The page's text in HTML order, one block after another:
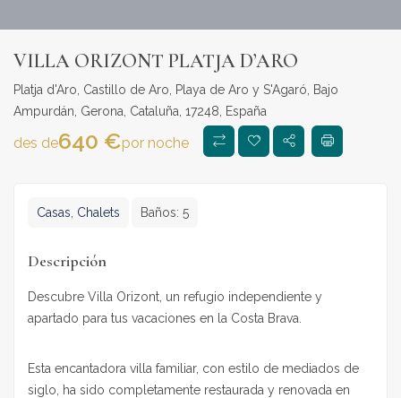
VILLA ORIZONT PLATJA D’ARO
Platja d'Aro, Castillo de Aro, Playa de Aro y S'Agaró, Bajo
Ampurdán, Gerona, Cataluña, 17248, España
des de640 €por noche
Casas Chalets Baños: 5
Descripción
Descubre Villa Orizont, un refugio independiente y
apartado para tus vacaciones en la Costa Brava.
Esta encantadora villa familiar, con estilo de mediados de
siglo, ha sido completamente restaurada y renovada en